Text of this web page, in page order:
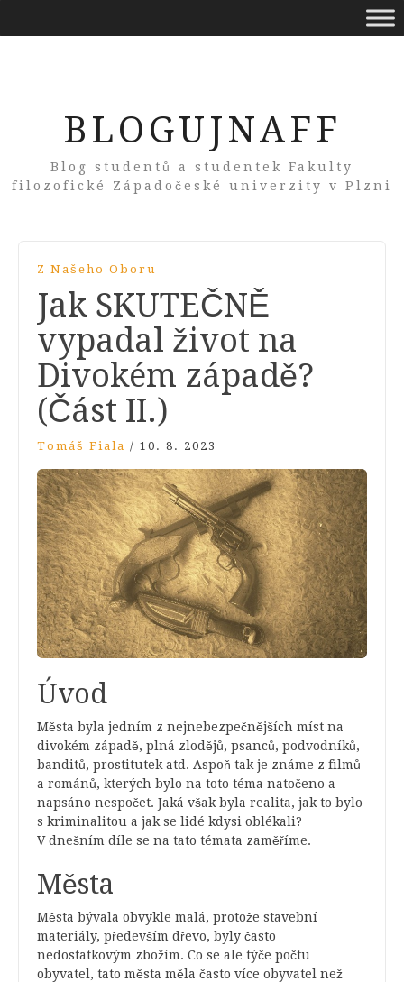
BLOGUJNAFF
Blog studentů a studentek Fakulty
filozofické Západočeské univerzity v Plzni
Z Našeho Oboru
Jak SKUTEČNĚ
vypadal život na
Divokém západě?
(Část II.)
Tomáš Fiala / 10. 8. 2023
Úvod
Města byla jedním z nejnebezpečnějších míst na
divokém západě, plná zlodějů, psanců, podvodníků,
banditů, prostitutek atd. Aspoň tak je známe z filmů
a románů, kterých bylo na toto téma natočeno a
napsáno nespočet. Jaká však byla realita, jak to bylo
s kriminalitou a jak se lidé kdysi oblékali?
V dnešním díle se na tato témata zaměříme.
Města
Města bývala obvykle malá, protože stavební
materiály, především dřevo, byly často
nedostatkovým zbožím. Co se ale týče počtu
obyvatel, tato města měla často více obyvatel než